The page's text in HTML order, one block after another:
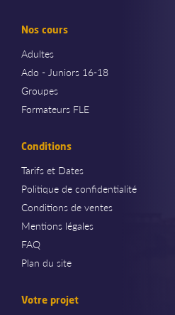
Nos cours
Adultes
Ado - Juniors 16-18
Groupes
Formateurs FLE
Conditions
Tarifs et Dates
Politique de confidentialité
Conditions de ventes
Mentions légales
FAQ
Plan du site
Votre projet